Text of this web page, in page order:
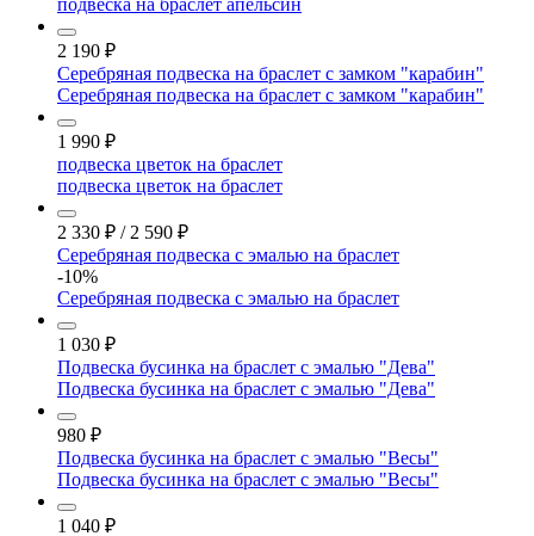
2 190 ₽
Серебряная подвеска на браслет с замком "карабин"
Серебряная подвеска на браслет с замком "карабин"
1 990 ₽
подвеска цветок на браслет
подвеска цветок на браслет
2 330 ₽ / 2 590 ₽
Серебряная подвеска с эмалью на браслет
-10%
Серебряная подвеска с эмалью на браслет
1 030 ₽
Подвеска бусинка на браслет с эмалью "Дева"
Подвеска бусинка на браслет с эмалью "Дева"
980 ₽
Подвеска бусинка на браслет с эмалью "Весы"
Подвеска бусинка на браслет с эмалью "Весы"
1 040 ₽